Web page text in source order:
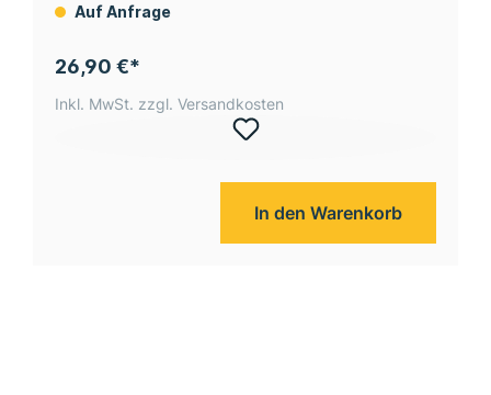
Auf Anfrage
26,90 €*
Inkl. MwSt. zzgl. Versandkosten
In den Warenkorb